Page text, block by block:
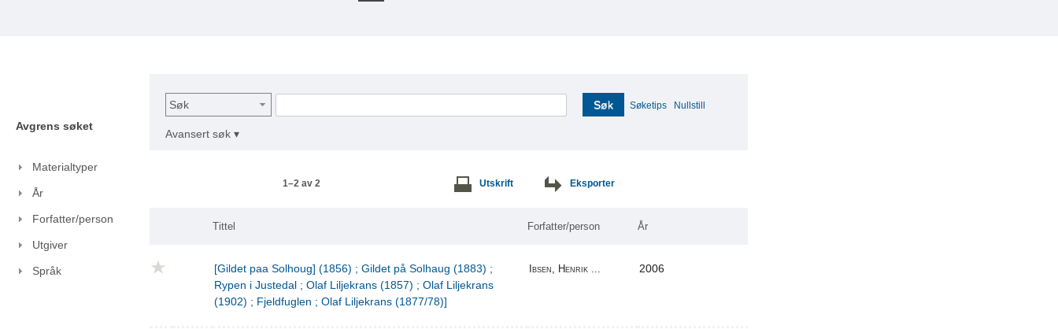
Avgrens søket
Materialtyper
År
Forfatter/person
Utgiver
Språk
Søk Søk Søketips Nullstill
Avansert søk ▾
1–2 av 2 Utskrift Eksporter
Tittel Forfatter/person År
[Gildet paa Solhoug] (1856) ; Gildet på Solhaug (1883) ;
Rypen i Justedal ; Olaf Liljekrans (1857) ; Olaf Liljekrans
(1902) ; Fjeldfuglen ; Olaf Liljekrans (1877/78)]
Ibsen, Henrik ... 2006